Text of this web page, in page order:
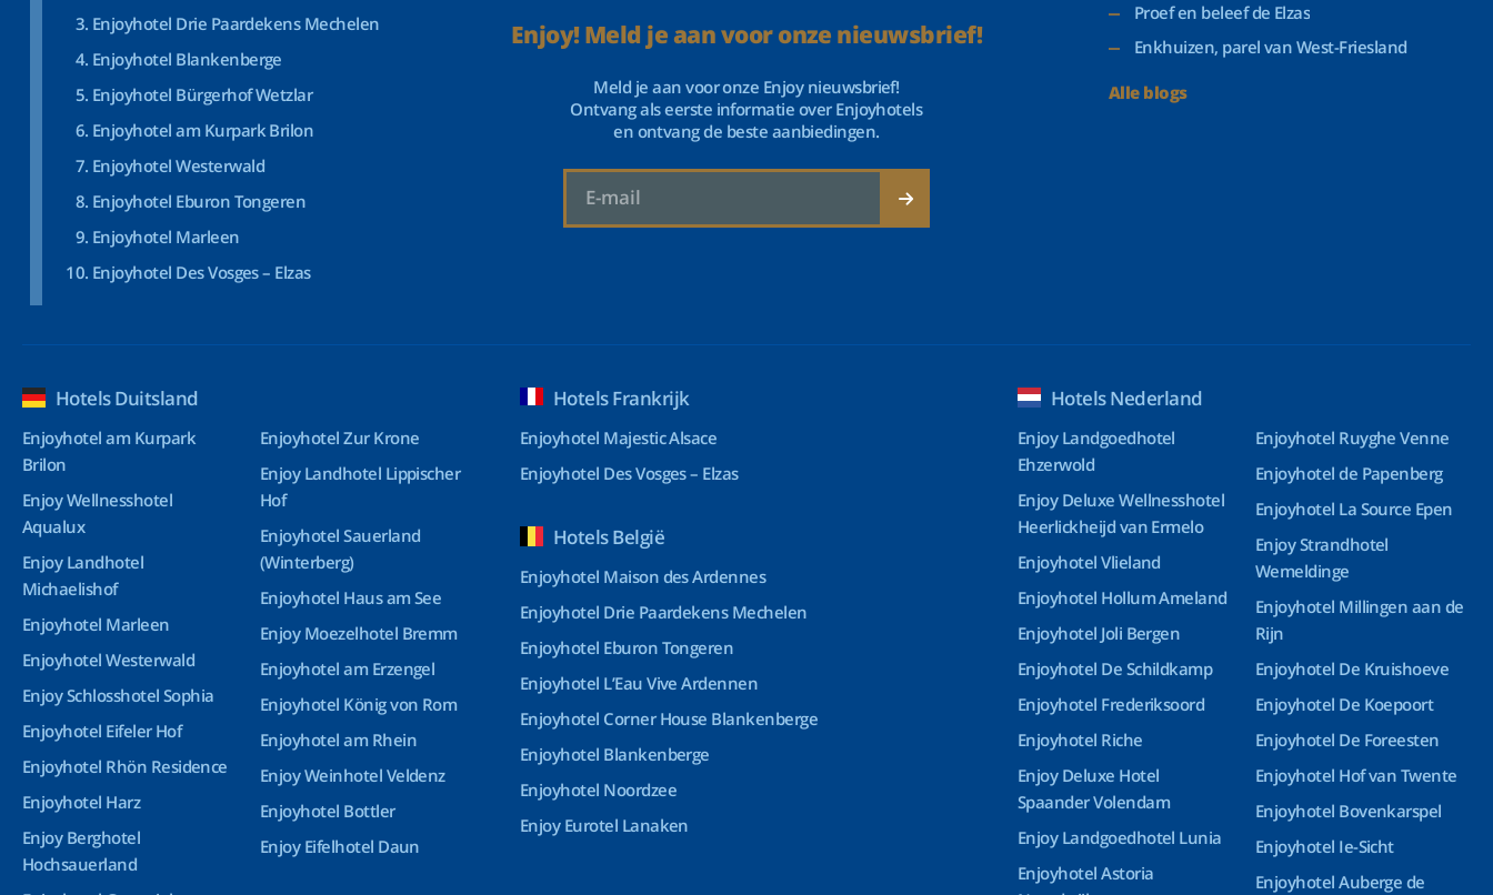
Enjoyhotel Drie Paardekens Mechelen
Enjoyhotel Blankenberge
Enjoyhotel Bürgerhof Wetzlar
Enjoyhotel am Kurpark Brilon
Enjoyhotel Westerwald
Enjoyhotel Eburon Tongeren
Enjoyhotel Marleen
Enjoyhotel Des Vosges – Elzas
Enjoy! Meld je aan voor onze nieuwsbrief!
Meld je aan voor onze Enjoy nieuwsbrief!
Ontvang als eerste informatie over Enjoyhotels
en ontvang de beste aanbiedingen.
Proef en beleef de Elzas
Enkhuizen, parel van West-Friesland
Alle blogs
Hotels Duitsland
Enjoyhotel am Kurpark
Brilon
Enjoy Wellnesshotel
Aqualux
Enjoy Landhotel
Michaelishof
Enjoyhotel Marleen
Enjoyhotel Westerwald
Enjoy Schlosshotel Sophia
Enjoyhotel Eifeler Hof
Enjoyhotel Rhön Residence
Enjoyhotel Harz
Enjoy Berghotel
Hochsauerland
Enjoyhotel Zur Krone
Enjoy Landhotel Lippischer
Hof
Enjoyhotel Sauerland
(Winterberg)
Enjoyhotel Haus am See
Enjoy Moezelhotel Bremm
Enjoyhotel am Erzengel
Enjoyhotel König von Rom
Enjoyhotel am Rhein
Enjoy Weinhotel Veldenz
Enjoyhotel Bottler
Enjoy Eifelhotel Daun
Hotels Frankrijk
Enjoyhotel Majestic Alsace
Enjoyhotel Des Vosges – Elzas
Hotels België
Enjoyhotel Maison des Ardennes
Enjoyhotel Drie Paardekens Mechelen
Enjoyhotel Eburon Tongeren
Enjoyhotel L’Eau Vive Ardennen
Enjoyhotel Corner House Blankenberge
Enjoyhotel Blankenberge
Enjoyhotel Noordzee
Enjoy Eurotel Lanaken
Hotels Nederland
Enjoy Landgoedhotel
Ehzerwold
Enjoy Deluxe Wellnesshotel
Heerlickheijd van Ermelo
Enjoyhotel Vlieland
Enjoyhotel Hollum Ameland
Enjoyhotel Joli Bergen
Enjoyhotel De Schildkamp
Enjoyhotel Frederiksoord
Enjoyhotel Riche
Enjoy Deluxe Hotel
Spaander Volendam
Enjoy Landgoedhotel Lunia
Enjoyhotel Astoria
Enjoyhotel Ruyghe Venne
Enjoyhotel de Papenberg
Enjoyhotel La Source Epen
Enjoy Strandhotel
Wemeldinge
Enjoyhotel Millingen aan de
Rijn
Enjoyhotel De Kruishoeve
Enjoyhotel De Koepoort
Enjoyhotel De Foreesten
Enjoyhotel Hof van Twente
Enjoyhotel Bovenkarspel
Enjoyhotel Ie-Sicht
Enjoyhotel Auberge de